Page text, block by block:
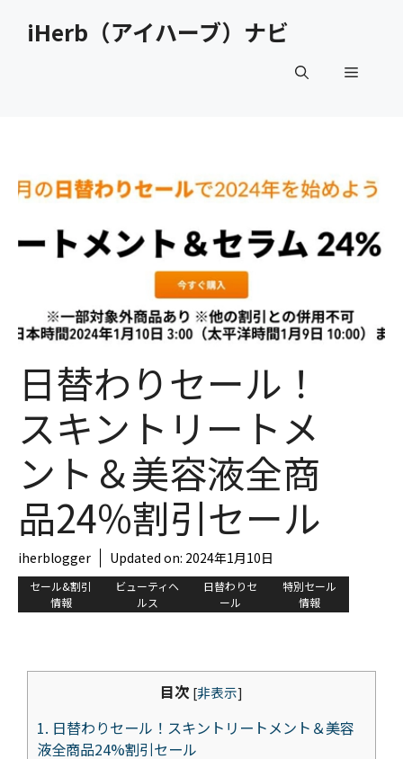
iHerb（アイハーブ）ナビ
メ
ュ
ー
日替わりセール！
スキントリートメ
ント＆美容液全商
品24%割引セール
iherblogger Updated on: 2024年1月10日
セール&割引
情報
ビューティヘ
ルス
日替わりセ
ール
特別セール
情報
目次 [非表示]
1. 日替わりセール！スキントリートメント＆美容
液全商品24%割引セール